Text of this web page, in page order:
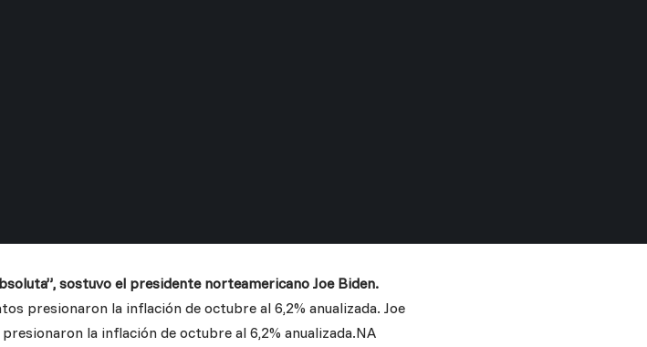
sostuvo el presidente norteamericano Joe Biden.
presionaron la inflación de octubre al 6,2% anualizada. Joe
la inflación de octubre al 6,2% anualizada.NA